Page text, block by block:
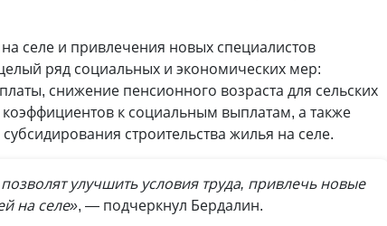
селе и привлечения новых специалистов
ряд социальных и экономических мер:
снижение пенсионного возраста для сельских
к социальным выплатам, а также
строительства жилья на селе.
улучшить условия труда, привлечь новые
на селе», — подчеркнул Бердалин.